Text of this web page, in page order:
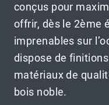
conçus pour
offrir, dès le 2ème
imprenables sur
dispose de
matériaux de
bois noble.